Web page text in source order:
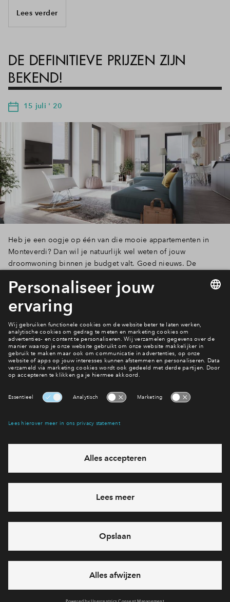
Lees verder
DE DEFINITIEVE PRIJZEN ZIJN
BEKEND!
15 juli ' 20
Heb je een oogje op één van die mooie appartementen in
Monteverdi? Dan wil je natuurlijk wel weten of jouw
droomwoning binnen je budget valt. Goed nieuws. De
Lees verder
15 van 20
Heb je een vraag en wil je direct antwoord? Bel ons op088
vandaag van 09:00 - 18:00 uur